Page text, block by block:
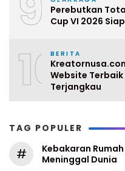
Perebutkan
Cup VI 2026
10BERITA
Website
Terjangkau
TAG POPULER
#
Kebakaran
Meninggal Dunia